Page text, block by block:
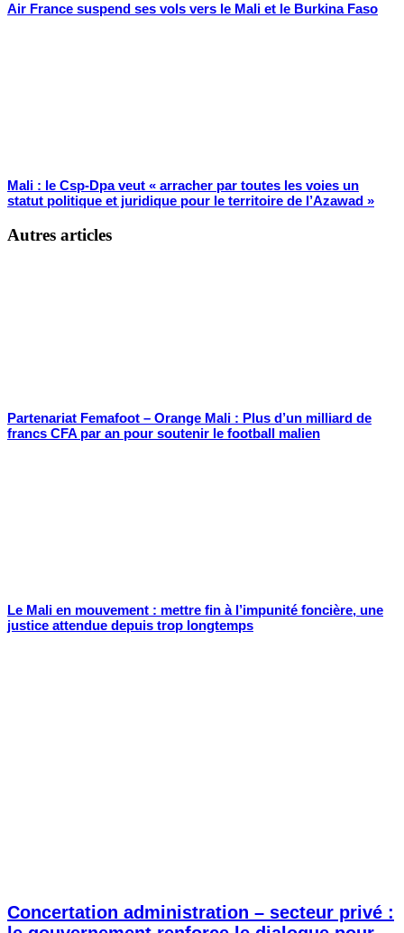
Air France suspend ses vols vers le Mali et le Burkina Faso
Mali : le Csp-Dpa veut « arracher par toutes les voies un
statut politique et juridique pour le territoire de l’Azawad »
Autres articles
Partenariat Femafoot – Orange Mali : Plus d’un milliard de
francs CFA par an pour soutenir le football malien
Le Mali en mouvement : mettre fin à l’impunité foncière, une
justice attendue depuis trop longtemps
Concertation administration – secteur privé :